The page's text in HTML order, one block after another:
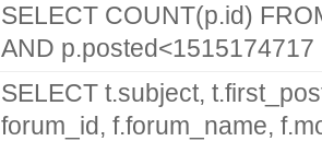
SELECT COUNT(p.id)
AND p.posted<1515174717
SELECT t.subject,
forum_id, f.forum_name,